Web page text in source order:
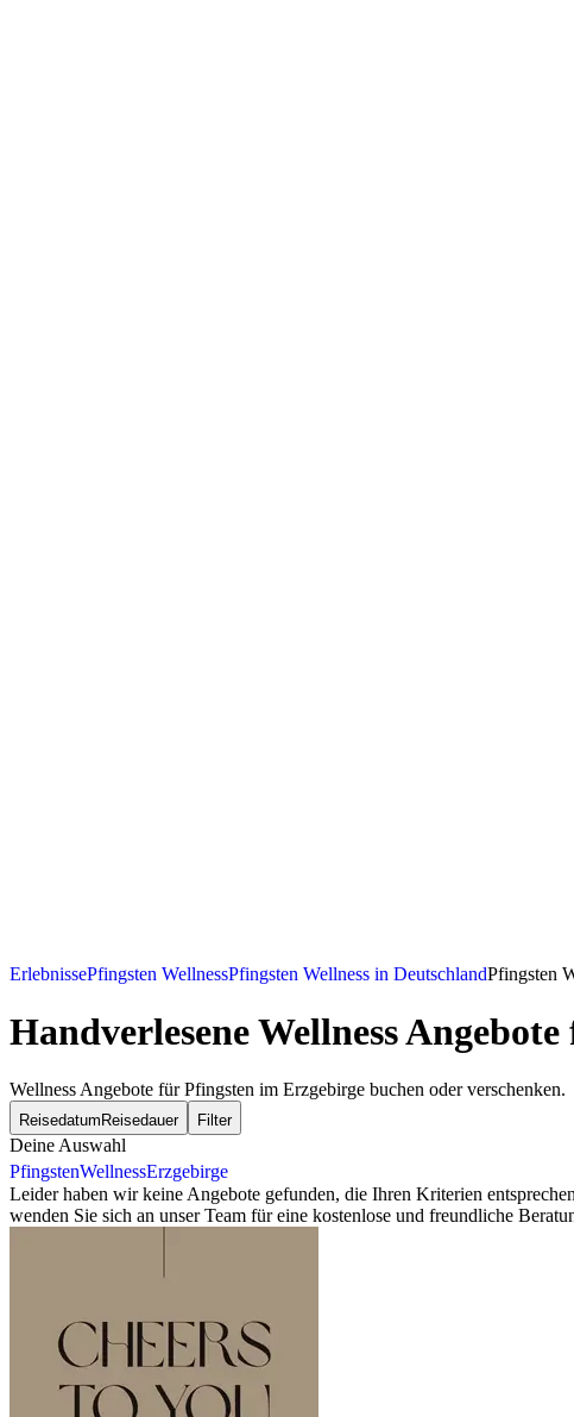
ErlebnissePfingsten WellnessPfingsten Wellness in DeutschlandPfingsten
Handverlesene Wellness
Wellness Angebote für Pfingsten im Erzgebirge buchen oder verschenken.
Reisedatum Reisedauer Filter
Deine Auswahl
PfingstenWellnessErzgebirge
Leider haben wir keine Angebote gefunden, die Ihren Kriterien
wenden Sie sich an unser Team für eine kostenlose und freundliche